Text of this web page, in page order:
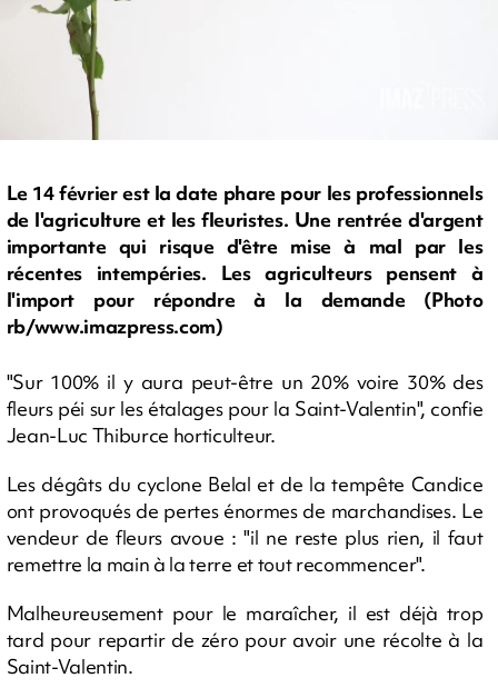
Le 14 février est la date phare pour les professionnels
de l'agriculture et les fleuristes. Une rentrée d'argent
importante qui risque d'être mise à mal par les
récentes intempéries. Les agriculteurs pensent à
l'import pour répondre à la demande (Photo
rb/www.imazpress.com)
"Sur 100% il y aura peut-être un 20% voire 30% des
fleurs péi sur les étalages pour la Saint-Valentin", confie
Jean-Luc Thiburce horticulteur.
Les dégâts du cyclone Belal et de la tempête Candice
ont provoqués de pertes énormes de marchandises. Le
vendeur de fleurs avoue : "il ne reste plus rien, il faut
remettre la main à la terre et tout recommencer".
Malheureusement pour le maraîcher, il est déjà trop
tard pour repartir de zéro pour avoir une récolte à la
Saint-Valentin.